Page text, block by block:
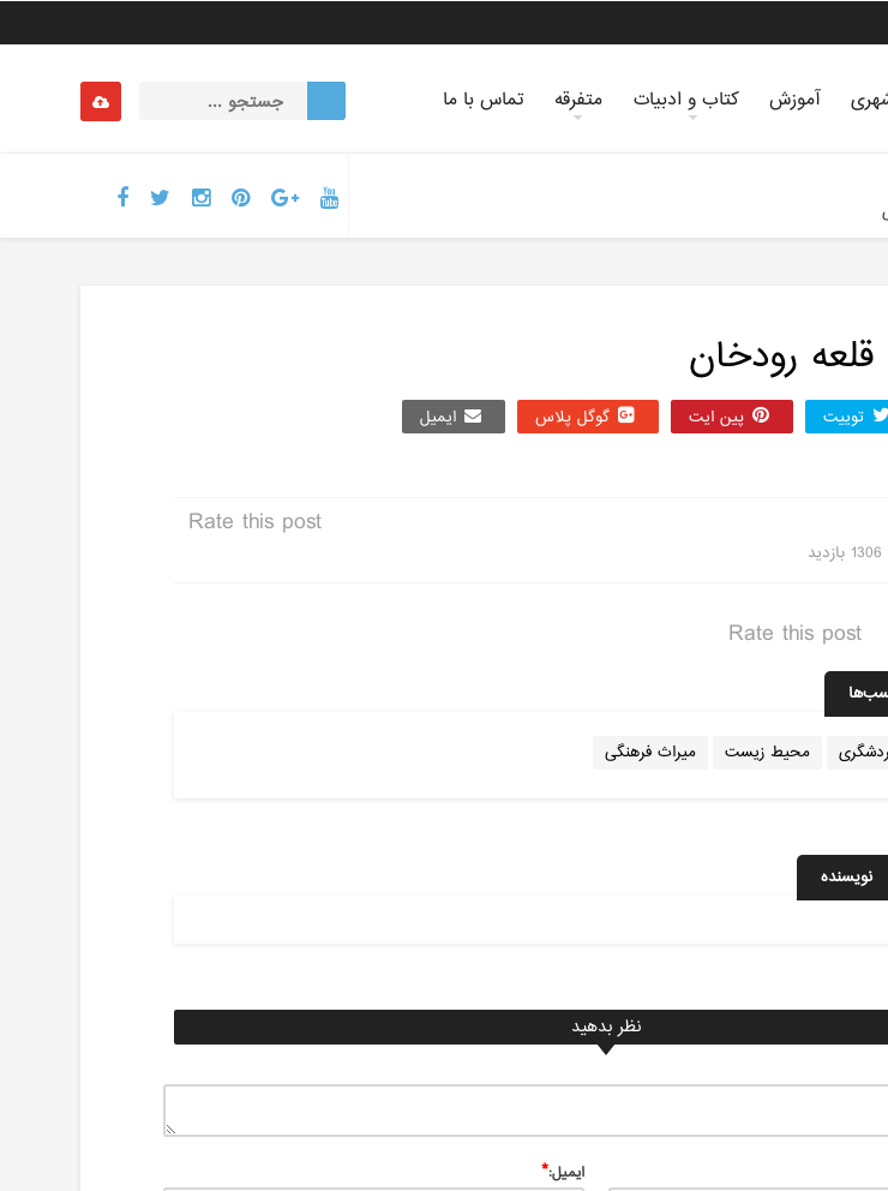
آموزش کتاب و ادبیات متفرقه تماس با ما
رودخان
توییت پین ایت گوگل‌ پلاس ایمیل
بازدید
Rate this post
Rate this post
محیط زیست میراث فرهنگی
نویسنده
نظر بدهید
ایمیل:*